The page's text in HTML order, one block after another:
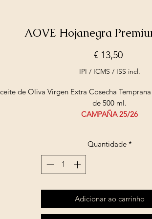
AOVE Hojanegra
€ 13,50Preço
IPI / ICMS / ISS incl.
de Oliva Virgen Extra Cosecha
de 500 ml.
CAMPAÑA 25/26
Quantidade *
Adicionar ao carrinho